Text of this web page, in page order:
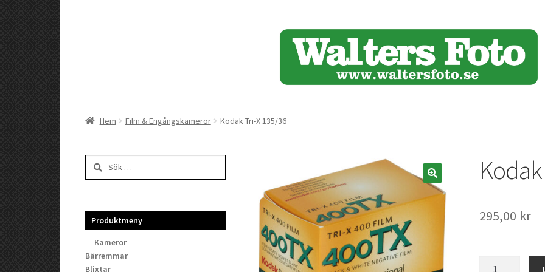
Hem Film & Engångskameror Kodak Tri-X 135/36
🔍
295,00 kr
Sök
efter:
Produktmeny
Kameror
Bärremmar
Blixtar